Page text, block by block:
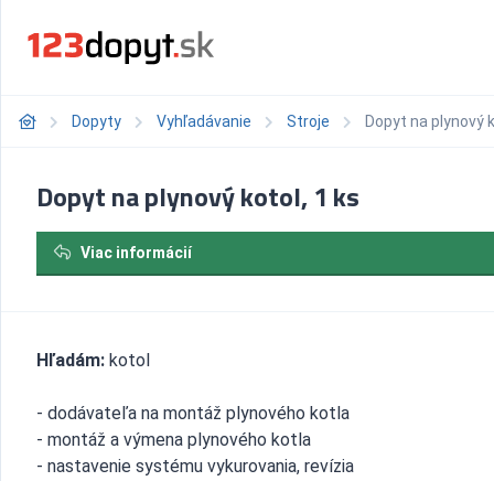
Dopyty Vyhľadávanie Stroje Dopyt na plynový
Dopyt na plynový kotol, 1 ks
Viac informácií
Hľadám: kotol
- dodávateľa na montáž plynového kotla
- montáž a výmena plynového kotla
- nastavenie systému vykurovania, revízia